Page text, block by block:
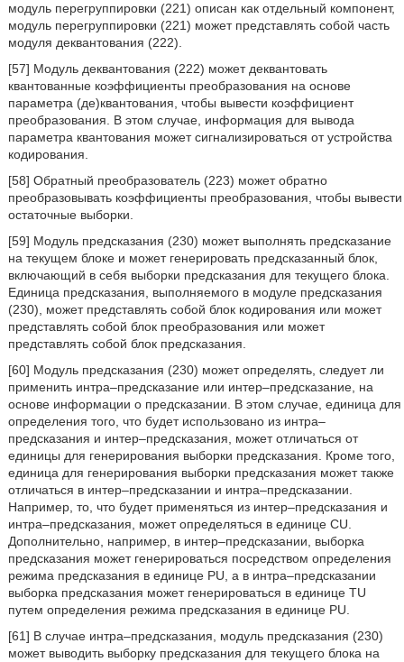
модуль перегруппировки (221) описан как отдельный компонент,
модуль перегруппировки (221) может представлять собой часть
модуля деквантования (222).
[57] Модуль деквантования (222) может деквантовать
квантованные коэффициенты преобразования на основе
параметра (де)квантования, чтобы вывести коэффициент
преобразования. В этом случае, информация для вывода
параметра квантования может сигнализироваться от устройства
кодирования.
[58] Обратный преобразователь (223) может обратно
преобразовывать коэффициенты преобразования, чтобы вывести
остаточные выборки.
[59] Модуль предсказания (230) может выполнять предсказание
на текущем блоке и может генерировать предсказанный блок,
включающий в себя выборки предсказания для текущего блока.
Единица предсказания, выполняемого в модуле предсказания
(230), может представлять собой блок кодирования или может
представлять собой блок преобразования или может
представлять собой блок предсказания.
[60] Модуль предсказания (230) может определять, следует ли
применить интра–предсказание или интер–предсказание, на
основе информации о предсказании. В этом случае, единица для
определения того, что будет использовано из интра–
предсказания и интер–предсказания, может отличаться от
единицы для генерирования выборки предсказания. Кроме того,
единица для генерирования выборки предсказания может также
отличаться в интер–предсказании и интра–предсказании.
Например, то, что будет применяться из интер–предсказания и
интра–предсказания, может определяться в единице CU.
Дополнительно, например, в интер–предсказании, выборка
предсказания может генерироваться посредством определения
режима предсказания в единице PU, а в интра–предсказании
выборка предсказания может генерироваться в единице TU
путем определения режима предсказания в единице PU.
[61] В случае интра–предсказания, модуль предсказания (230)
может выводить выборку предсказания для текущего блока на